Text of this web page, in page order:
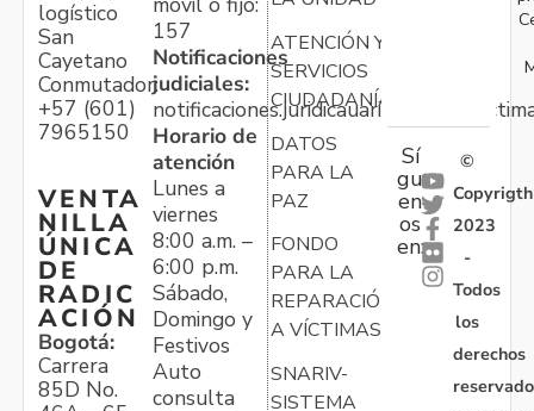
logístico
San
Cayetano
Conmutador:
+57 (601)
7965150
VENTA
NILLA
ÚNICA
DE
RADIC
ACIÓN
Bogotá:
Carrera
85D No.
157
Notificaciones
judiciales:
Horario de
atención
Lunes a
viernes
8:00 a.m. –
6:00 p.m.
Sábado,
Domingo y
Festivos
Auto
consulta
ATENCIÓN Y
SERVICIOS
CIUDADANÍA
DATOS
PARA LA
PAZ
FONDO
PARA LA
REPARACIÓN
A VÍCTIMAS
SNARIV-
SISTEMA
Sí
gu
en
os
en:
©
Copyrigth
2023
-
Todos
los
derechos